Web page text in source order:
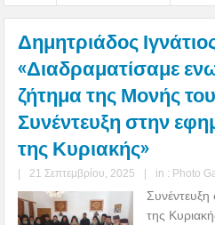
Δημητριάδος
«Διαδραματίσαμε
ζήτημα της Μονής
Συνέντευξη στην
της Κυριακής»
| 21 Σεπτεμβρίου, 2025 | in : Photo
της